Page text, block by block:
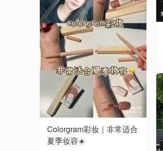
Colorgram彩妆｜非常适合
夏季妆容☀️